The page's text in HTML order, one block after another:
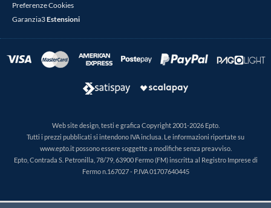
Preferenze Cookies
Garanzia3Estensioni
Web site design, testi e grafica Copyright 2001-2026 Epto.
Tutti i prezzi pubblicati si intendono IVA inclusa. Le informazioni riportate su
www.epto.it possono essere soggette a modifiche senza preavviso.
Epto, Contrada S. Petronilla, 78/79, 63900 Fermo (FM) inscritta al Registro Imprese di
Fermo n.167027 - P.IVA 01707640445